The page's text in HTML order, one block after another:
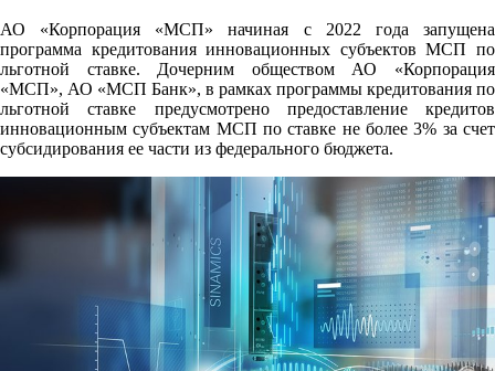
АО «Корпорация «МСП» начиная с 2022 года запущена
программа кредитования инновационных субъектов МСП по
льготной ставке. Дочерним обществом АО «Корпорация
«МСП», АО «МСП Банк», в рамках программы кредитования по
льготной ставке предусмотрено предоставление кредитов
инновационным субъектам МСП по ставке не более 3% за счет
субсидирования ее части из федерального бюджета.